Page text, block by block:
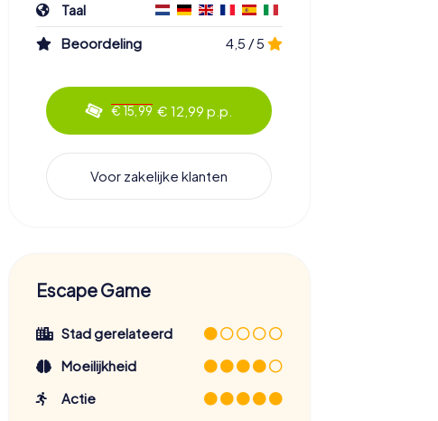
Taal
Beoordeling
4,5 / 5
€ 15,99 € 12,99 p.p.
Voor zakelijke klanten
Escape Game
Stad gerelateerd
Moeilijkheid
Actie